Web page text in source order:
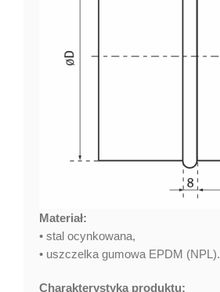
Materiał:
• stal ocynkowana,
• uszczelka gumowa EPDM (NPL).
Charakterystyka produktu: